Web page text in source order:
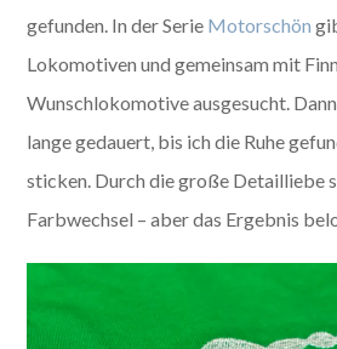
gefunden. In der Serie Motorschön
Lokomotiven und gemeinsam mit
Wunschlokomotive ausgesucht.
lange gedauert, bis ich die Ruhe
sticken. Durch die große Detailliebe
Farbwechsel – aber das Ergebnis